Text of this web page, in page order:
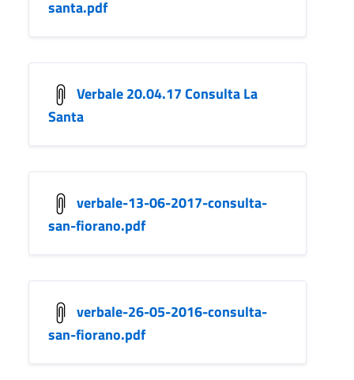
santa.pdf
Verbale 20.04.17 Consulta La
Santa
verbale-13-06-2017-consulta-
san-fiorano.pdf
verbale-26-05-2016-consulta-
san-fiorano.pdf